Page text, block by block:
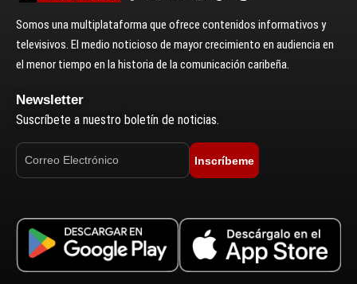
Somos una multiplataforma que ofrece contenidos informativos y
televisivos. El medio noticioso de mayor crecimiento en audiencia en
el menor tiempo en la historia de la comunicación caribeña.
Newsletter
Suscríbete a nuestro boletín de noticias.
Inscríbeme